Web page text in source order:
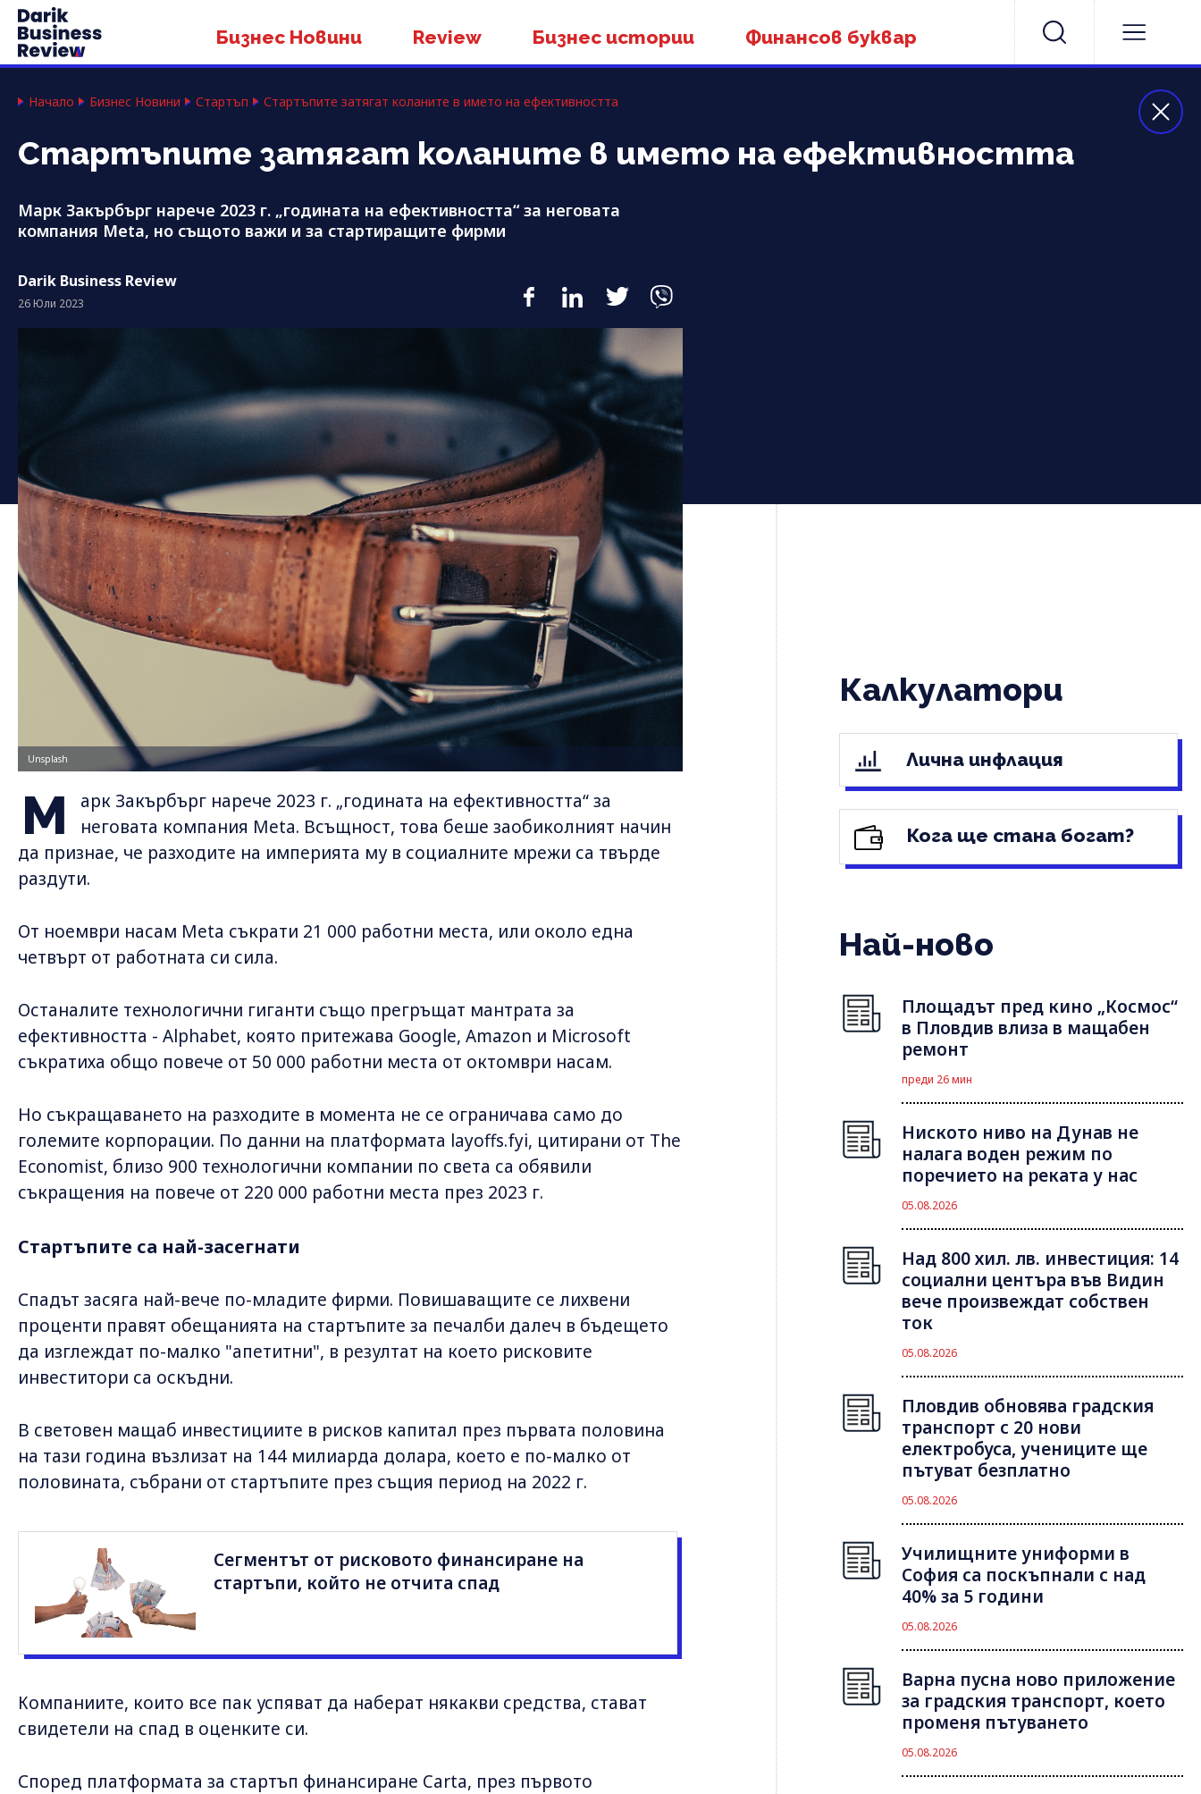
Бизнес Новини Review Бизнес истории Финансов буквар
Начало Бизнес Новини Стартъп Стартъпите затягат коланите в името на ефективността
Стартъпите затягат коланите в името на ефективността
Марк Закърбърг нарече 2023 г. „годината на ефективността“ за неговата
компания Meta, но същото важи и за стартиращите фирми
Darik Business Review
26 Юли 2023
Unsplash
М
арк Закърбърг нарече 2023 г. „годината на ефективността“ за
неговата компания Meta. Всъщност, това беше заобиколният начин
да признае, че разходите на империята му в социалните мрежи са твърде
раздути.
От ноември насам Meta съкрати 21 000 работни места, или около една
четвърт от работната си сила.
Останалите технологични гиганти също прегръщат мантрата за
ефективността - Alphabet, която притежава Google, Amazon и Microsoft
съкратиха общо повече от 50 000 работни места от октомври насам.
Но съкращаването на разходите в момента не се ограничава само до
големите корпорации. По данни на платформата layoffs.fyi, цитирани от The
Economist, близо 900 технологични компании по света са обявили
съкращения на повече от 220 000 работни места през 2023 г.
Стартъпите са най-засегнати
Спадът засяга най-вече по-младите фирми. Повишаващите се лихвени
проценти правят обещанията на стартъпите за печалби далеч в бъдещето
да изглеждат по-малко "апетитни", в резултат на което рисковите
инвеститори са оскъдни.
В световен мащаб инвестициите в рисков капитал през първата половина
на тази година възлизат на 144 милиарда долара, което е по-малко от
половината, събрани от стартъпите през същия период на 2022 г.
Сегментът от рисковото финансиране на
стартъпи, който не отчита спад
Компаниите, които все пак успяват да наберат някакви средства, стават
свидетели на спад в оценките си.
Според платформата за стартъп финансиране Carta, през първото
Калкулатори
Лична инфлация
Кога ще стана богат?
Най-ново
Площадът пред кино „Космос“
в Пловдив влиза в мащабен
ремонт
преди 26 мин
Ниското ниво на Дунав не
налага воден режим по
поречието на реката у нас
05.08.2026
Над 800 хил. лв. инвестиция: 14
социални центъра във Видин
вече произвеждат собствен
ток
05.08.2026
Пловдив обновява градския
транспорт с 20 нови
електробуса, учениците ще
пътуват безплатно
05.08.2026
Училищните униформи в
София са поскъпнали с над
40% за 5 години
05.08.2026
Варна пусна ново приложение
за градския транспорт, което
променя пътуването
05.08.2026